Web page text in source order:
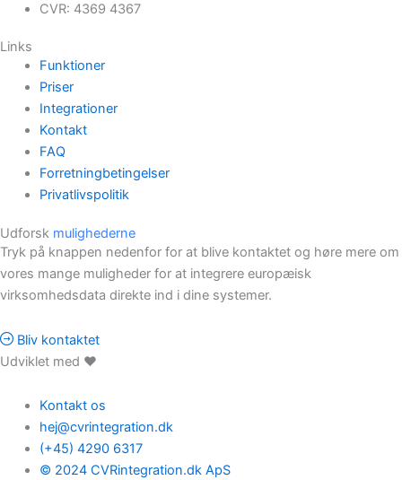
CVR: 4369 4367
Links
Funktioner
Priser
Integrationer
Kontakt
FAQ
Forretningbetingelser
Privatlivspolitik
Udforsk mulighederne
Tryk på knappen nedenfor for at blive kontaktet og høre mere om
vores mange muligheder for at integrere europæisk
virksomhedsdata direkte ind i dine systemer.
Bliv kontaktet
Udviklet med ❤️
Kontakt os
hej@cvrintegration.dk
(+45) 4290 6317
© 2024 CVRintegration.dk ApS